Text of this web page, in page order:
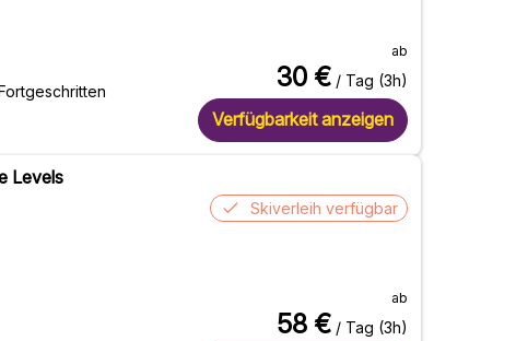
ab
30 € / Tag (3h)
Verfügbarkeit anzeigen
Levels
Skiverleih verfügbar
ab
58 € / Tag (3h)